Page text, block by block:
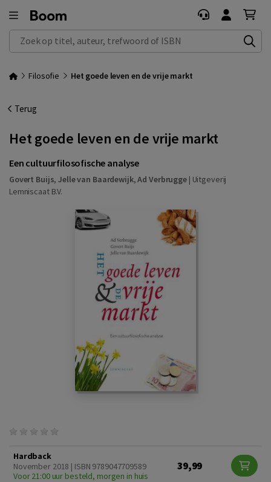
Zoek op titel, auteur, trefwoord of ISBN
Filosofie Het goede leven en de vrije markt
Terug
Het goede leven en de vrije markt
Een cultuurfilosofische analyse
Govert Buijs,Jelle van Baardewijk,Ad Verbrugge| Uitgeverij
Lemniscaat B.V.
Hardback
November 2018 | ISBN 9789047709589
Voor 21:00 uur besteld, morgen in huis
39,99